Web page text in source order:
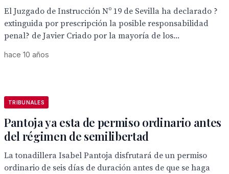
El Juzgado de Instrucción Nº 19 de Sevilla ha declarado ?
extinguida por prescripción la posible responsabilidad
penal? de Javier Criado por la mayoría de los...
hace 10 años
TRIBUNALES
Pantoja ya esta de permiso ordinario antes
del régimen de semilibertad
La tonadillera Isabel Pantoja disfrutará de un permiso
ordinario de seis días de duración antes de que se haga